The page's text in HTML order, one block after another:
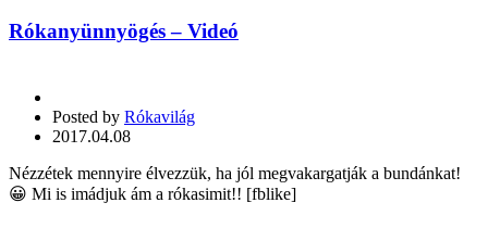
Rókanyünnyögés – Videó
Posted by Rókavilág
2017.04.08
Nézzétek mennyire élvezzük, ha jól megvakargatják a bundánkat!
😀 Mi is imádjuk ám a rókasimit!! [fblike]